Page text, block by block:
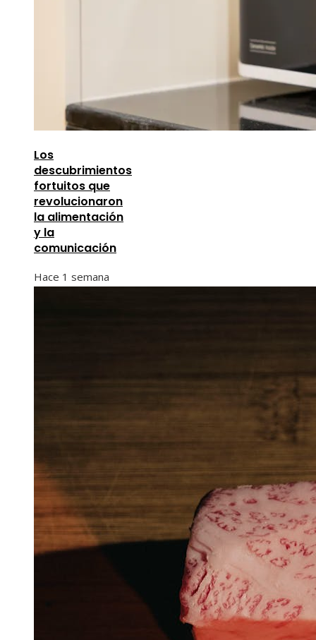
Los
descubrimientos
fortuitos que
revolucionaron
la alimentación
y la
comunicación
Hace 1 semana